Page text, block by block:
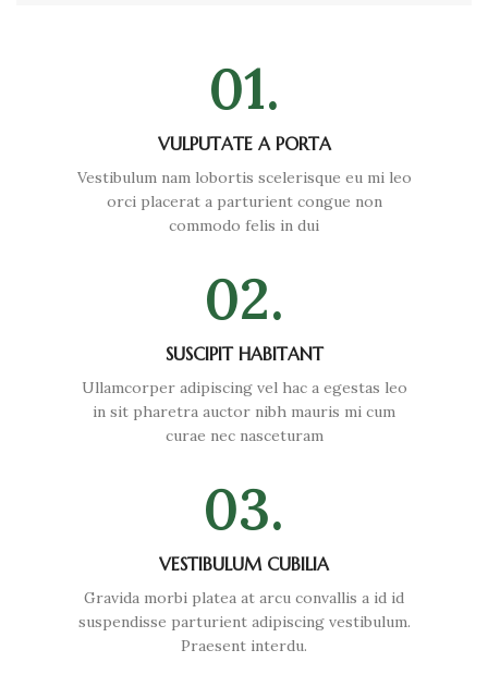
01.
VULPUTATE A PORTA
Vestibulum nam lobortis scelerisque eu mi leo
orci placerat a parturient congue non
commodo felis in dui
02.
SUSCIPIT HABITANT
Ullamcorper adipiscing vel hac a egestas leo
in sit pharetra auctor nibh mauris mi cum
curae nec nasceturam
03.
VESTIBULUM CUBILIA
Gravida morbi platea at arcu convallis a id id
suspendisse parturient adipiscing vestibulum.
Praesent interdu.